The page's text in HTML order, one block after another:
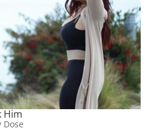
Him
Dose